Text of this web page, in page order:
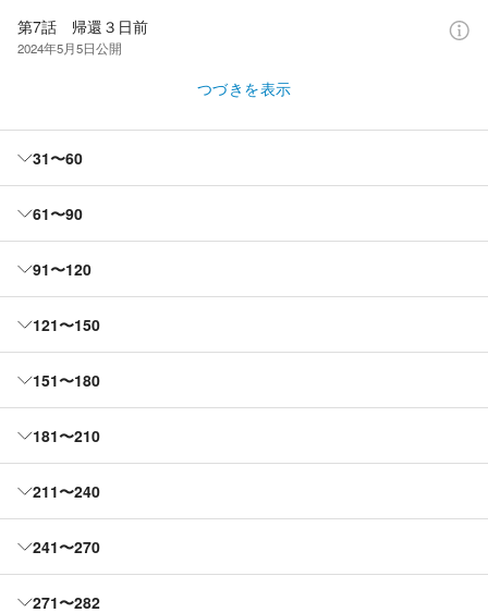
第7話 帰還３日前
2024年5月5日公開
つづきを表示
31〜60
61〜90
91〜120
121〜150
151〜180
181〜210
211〜240
241〜270
271〜282